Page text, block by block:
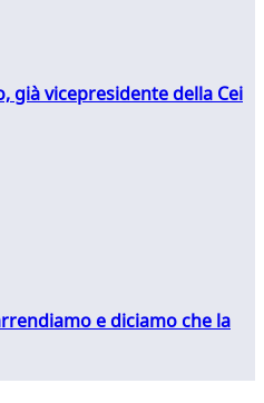
già vicepresidente della Cei
e diciamo che la